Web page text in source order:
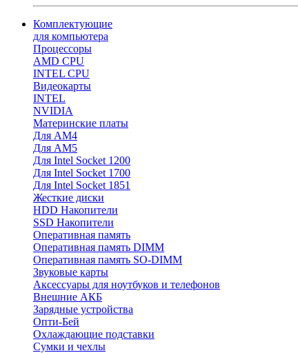
Комплектующие
для компьютера
Процессоры
AMD CPU
INTEL CPU
Видеокарты
INTEL
NVIDIA
Материнские платы
Для AM4
Для AM5
Для Intel Socket 1200
Для Intel Socket 1700
Для Intel Socket 1851
Жесткие диски
HDD Накопители
SSD Накопители
Оперативная память
Оперативная память DIMM
Оперативная память SO-DIMM
Звуковые карты
Аксессуары для ноутбуков и телефонов
Внешние АКБ
Зарядные устройства
Опти-Бей
Охлаждающие подставки
Сумки и чехлы